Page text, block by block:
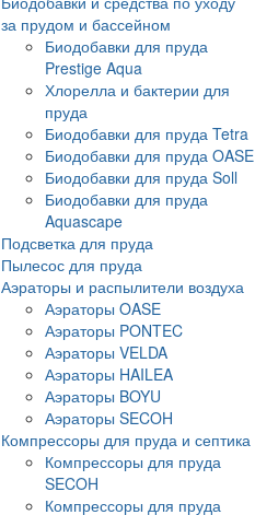
за прудом и бассейном
Биодобавки для пруда
Prestige Aqua
Хлорелла и бактерии для
пруда
Биодобавки для пруда Tetra
Биодобавки для пруда OASE
Биодобавки для пруда Soll
Биодобавки для пруда
Aquascape
Подсветка для пруда
Пылесос для пруда
Аэраторы и распылители воздуха
Аэраторы OASE
Аэраторы PONTEC
Аэраторы VELDA
Аэраторы HAILEA
Аэраторы BOYU
Аэраторы SECOH
Компрессоры для пруда и септика
Компрессоры для пруда
SECOH
Компрессоры для пруда